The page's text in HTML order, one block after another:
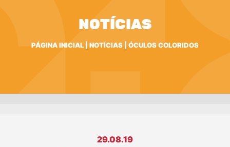
NOTÍCIAS
PÁGINA INICIAL NOTÍCIAS ÓCULOS COLORIDOS
29.08.19